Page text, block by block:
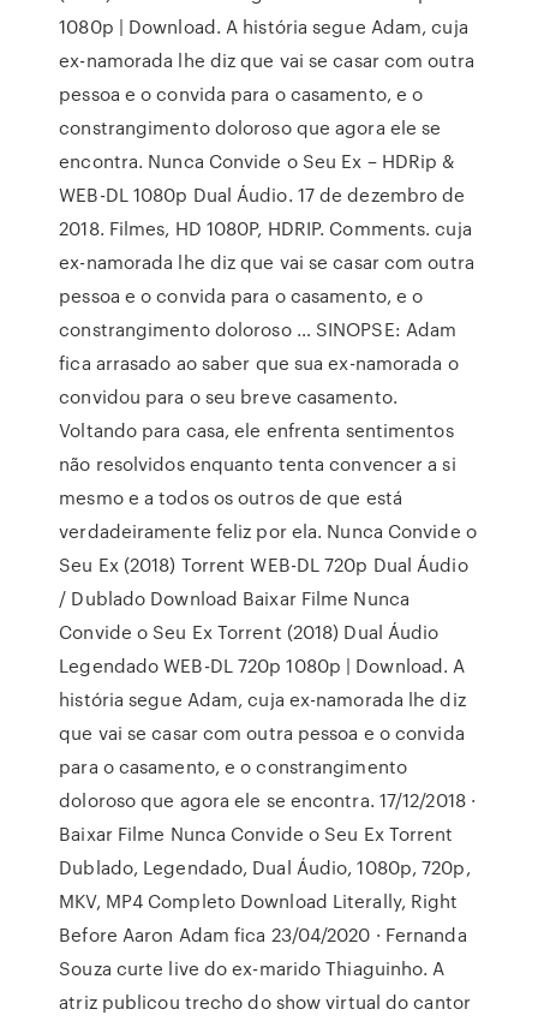
1080p | Download. A história segue Adam, cuja
ex-namorada lhe diz que vai se casar com outra
pessoa e o convida para o casamento, e o
constrangimento doloroso que agora ele se
encontra. Nunca Convide o Seu Ex – HDRip &
WEB-DL 1080p Dual Áudio. 17 de dezembro de
2018. Filmes, HD 1080P, HDRIP. Comments. cuja
ex-namorada lhe diz que vai se casar com outra
pessoa e o convida para o casamento, e o
constrangimento doloroso … SINOPSE: Adam
fica arrasado ao saber que sua ex-namorada o
convidou para o seu breve casamento.
Voltando para casa, ele enfrenta sentimentos
não resolvidos enquanto tenta convencer a si
mesmo e a todos os outros de que está
verdadeiramente feliz por ela. Nunca Convide o
Seu Ex (2018) Torrent WEB-DL 720p Dual Áudio
/ Dublado Download Baixar Filme Nunca
Convide o Seu Ex Torrent (2018) Dual Áudio
Legendado WEB-DL 720p 1080p | Download. A
história segue Adam, cuja ex-namorada lhe diz
que vai se casar com outra pessoa e o convida
para o casamento, e o constrangimento
doloroso que agora ele se encontra. 17/12/2018 ·
Baixar Filme Nunca Convide o Seu Ex Torrent
Dublado, Legendado, Dual Áudio, 1080p, 720p,
MKV, MP4 Completo Download Literally, Right
Before Aaron Adam fica 23/04/2020 · Fernanda
Souza curte live do ex-marido Thiaguinho. A
atriz publicou trecho do show virtual do cantor